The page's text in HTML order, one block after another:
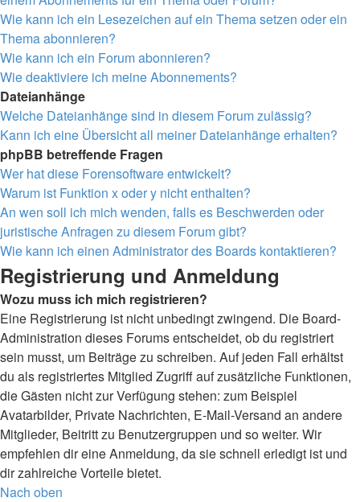
Wie kann ich ein Lesezeichen auf ein Thema setzen oder ein
Thema abonnieren?
Wie kann ich ein Forum abonnieren?
Wie deaktiviere ich meine Abonnements?
Dateianhänge
Welche Dateianhänge sind in diesem Forum zulässig?
Kann ich eine Übersicht all meiner Dateianhänge erhalten?
phpBB betreffende Fragen
Wer hat diese Forensoftware entwickelt?
Warum ist Funktion x oder y nicht enthalten?
An wen soll ich mich wenden, falls es Beschwerden oder
juristische Anfragen zu diesem Forum gibt?
Wie kann ich einen Administrator des Boards kontaktieren?
Registrierung und Anmeldung
Wozu muss ich mich registrieren?
Eine Registrierung ist nicht unbedingt zwingend. Die Board-
Administration dieses Forums entscheidet, ob du registriert
sein musst, um Beiträge zu schreiben. Auf jeden Fall erhältst
du als registriertes Mitglied Zugriff auf zusätzliche Funktionen,
die Gästen nicht zur Verfügung stehen: zum Beispiel
Avatarbilder, Private Nachrichten, E-Mail-Versand an andere
Mitglieder, Beitritt zu Benutzergruppen und so weiter. Wir
empfehlen dir eine Anmeldung, da sie schnell erledigt ist und
dir zahlreiche Vorteile bietet.
Nach oben